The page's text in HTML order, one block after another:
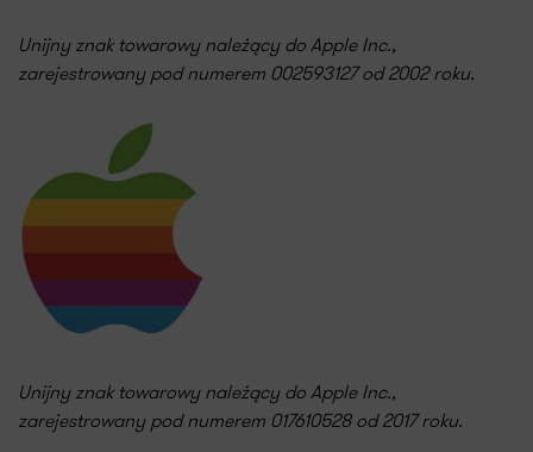
Unijny znak towarowy należący do Apple Inc.,
zarejestrowany pod numerem 002593127 od 2002 roku.
Unijny znak towarowy należący do Apple Inc.,
zarejestrowany pod numerem 017610528 od 2017 roku.